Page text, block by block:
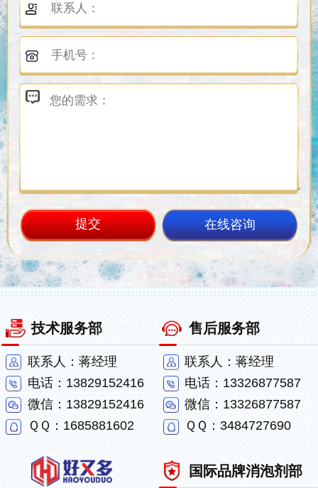
在线咨询
国际品牌消泡剂部
技术服务部
联系人：蒋经理
电话：13829152416
微信：13829152416
ＱＱ：1685881602
售后服务部
联系人：蒋经理
电话：13326877587
微信：13326877587
ＱＱ：3484727690